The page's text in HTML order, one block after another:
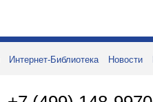
Интернет-Библиотека Новости